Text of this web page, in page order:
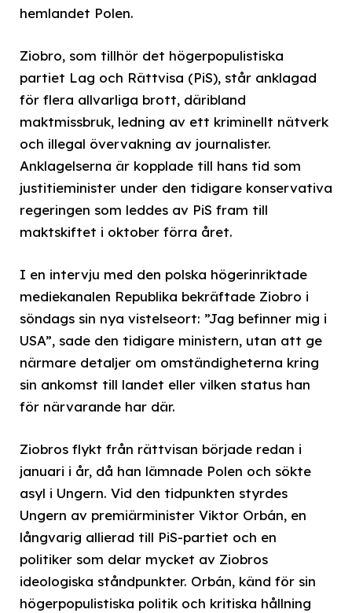
hemlandet Polen.
Ziobro, som tillhör det högerpopulistiska
partiet Lag och Rättvisa (PiS), står anklagad
för flera allvarliga brott, däribland
maktmissbruk, ledning av ett kriminellt nätverk
och illegal övervakning av journalister.
Anklagelserna är kopplade till hans tid som
justitieminister under den tidigare konservativa
regeringen som leddes av PiS fram till
maktskiftet i oktober förra året.
I en intervju med den polska högerinriktade
mediekanalen Republika bekräftade Ziobro i
söndags sin nya vistelseort: ”Jag befinner mig i
USA”, sade den tidigare ministern, utan att ge
närmare detaljer om omständigheterna kring
sin ankomst till landet eller vilken status han
för närvarande har där.
Ziobros flykt från rättvisan började redan i
januari i år, då han lämnade Polen och sökte
asyl i Ungern. Vid den tidpunkten styrdes
Ungern av premiärminister Viktor Orbán, en
långvarig allierad till PiS-partiet och en
politiker som delar mycket av Ziobros
ideologiska ståndpunkter. Orbán, känd för sin
högerpopulistiska politik och kritiska hållning